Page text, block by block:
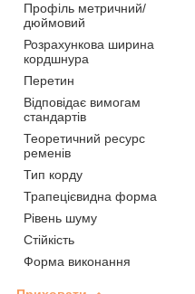
Профіль метричний/
дюймовий
Розрахункова ширина
кордшнура
Перетин
Відповідає вимогам
стандартів
Теоретичний ресурс
ременів
Тип корду
Трапецієвидна форма
Рівень шуму
Стійкість
Форма виконання